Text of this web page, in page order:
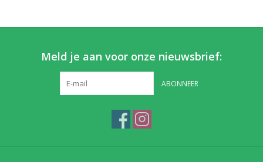
Meld je aan voor onze nieuwsbrief:
ABONNEER